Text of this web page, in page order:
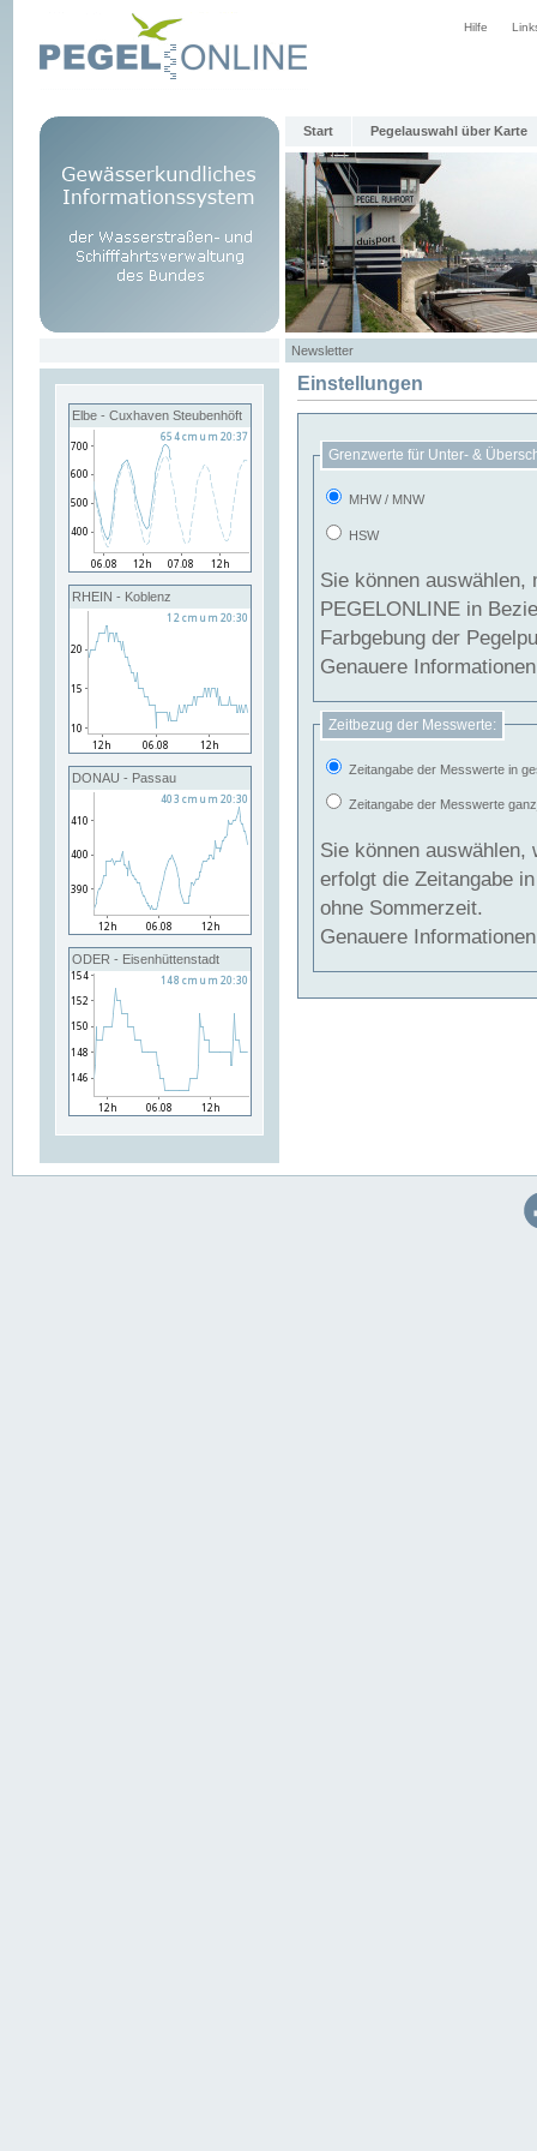
Hilfe
Start Pegelauswahl über Karte
Newsletter
Elbe - Cuxhaven Steubenhöft
RHEIN - Koblenz
DONAU - Passau
ODER - Eisenhüttenstadt
Einstellungen
Grenzwerte für Unter- &
MHW / MNW
HSW
Sie können
PEGELONLINE in Beziehung
Farbgebung der
Genauere
Zeitbezug der Messwerte:
Zeitangabe der Messwerte in
Zeitangabe der Messwerte
Sie können auswählen,
erfolgt die Zeitangabe
ohne Sommerzeit.
Genauere